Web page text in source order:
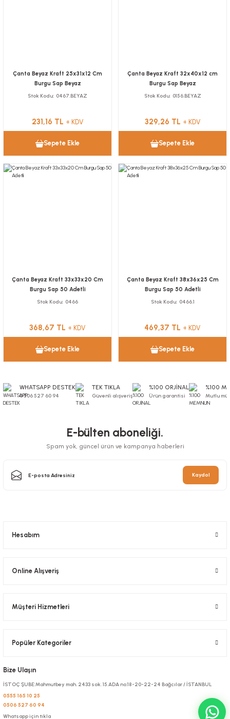
Çanta Beyaz Kraft 25x31x12 Cm
Burgu Sap Beyaz
Stok Kodu 0467.BEYAZ
231,16 TL + KDV
Sepete Ekle
Çanta Beyaz Kraft 32x40x12 cm
Burgu Sap Beyaz
Stok Kodu 0156.BEYAZ
329,26 TL + KDV
Sepete Ekle
Çanta Beyaz Kraft 33x33x20 Cm
Burgu Sap 50 Adetli
Stok Kodu 0466
368,67 TL + KDV
Sepete Ekle
Çanta Beyaz Kraft 38x36x25 Cm
Burgu Sap 50 Adetli
Stok Kodu 0466.1
469,37 TL + KDV
Sepete Ekle
WHATSAPP DESTEK
0 506 527 60 94
TEK TIKLA
Güvenli alışveriş
%100 ORJİNAL
Ürün garantisi
%100
Mutlu
E-bülten aboneliği.
Spam yok, güncel ürün ve kampanya haberleri
Kaydol
Hesabım
Online Alışveriş
Müşteri Hizmetleri
Popüler Kategoriler
Bize Ulaşın
İSTOÇ ŞUBE:Mahmutbey mah. 2433 sok. 15.ADA no:18-20-22-24 Bağcılar / İSTANBUL
0555 165 10 25
0506 527 60 94
Whatsapp için tıkla